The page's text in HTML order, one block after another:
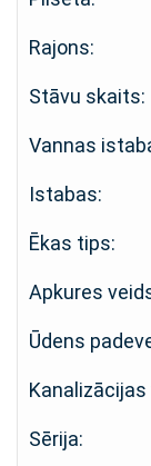
Rajons:
Stāvu skaits:
Vannas
Istabas:
Ēkas tips:
Apkures
Ūdens
Kanalizācijas
Sērija: